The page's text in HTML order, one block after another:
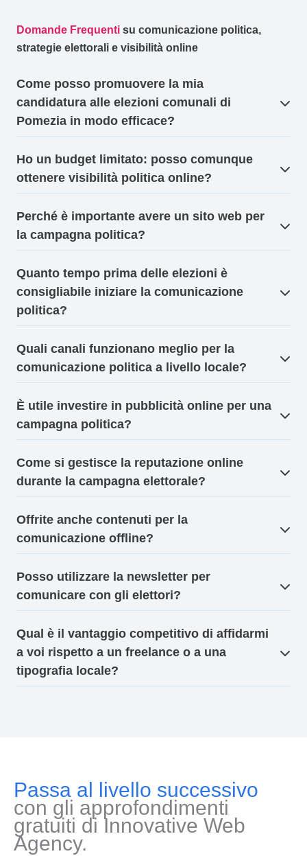
Domande Frequenti su comunicazione politica,
strategie elettorali e visibilità online
Come posso promuovere la mia
candidatura alle elezioni comunali di
Pomezia in modo efficace?
Ho un budget limitato: posso comunque
ottenere visibilità politica online?
Perché è importante avere un sito web per
la campagna politica?
Quanto tempo prima delle elezioni è
consigliabile iniziare la comunicazione
politica?
Quali canali funzionano meglio per la
comunicazione politica a livello locale?
È utile investire in pubblicità online per una
campagna politica?
Come si gestisce la reputazione online
durante la campagna elettorale?
Offrite anche contenuti per la
comunicazione offline?
Posso utilizzare la newsletter per
comunicare con gli elettori?
Qual è il vantaggio competitivo di affidarmi
a voi rispetto a un freelance o a una
tipografia locale?
Passa al livello successivo
con gli approfondimenti
gratuiti di Innovative Web
Agency.